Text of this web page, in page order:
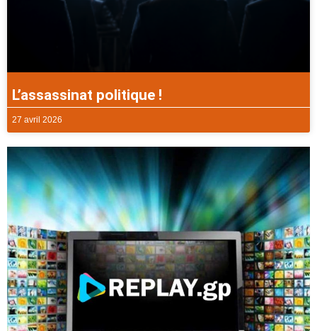
L’assassinat politique !
27 avril 2026